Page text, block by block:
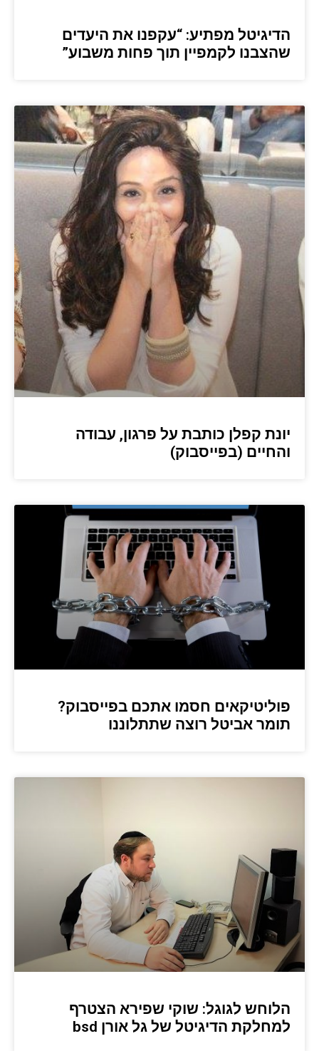
הדיגיטל מפתיע: “עקפנו את היעדים
שהצבנו לקמפיין תוך פחות משבוע”
יונת קפלן כותבת על פרגון, עבודה
והחיים (בפייסבוק)
פוליטיקאים חסמו אתכם בפייסבוק?
תומר אביטל רוצה שתתלוננו
הלוחש לגוגל: שוקי שפירא הצטרף
למחלקת הדיגיטל של גל אורן bsd